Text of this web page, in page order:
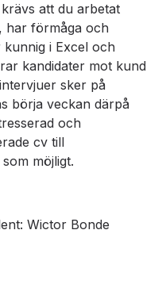
att du arbetat
har förmåga och
i Excel och
kandidater mot kund
sker på
börja veckan därpå
och
cv till
möjligt.
Wictor Bonde